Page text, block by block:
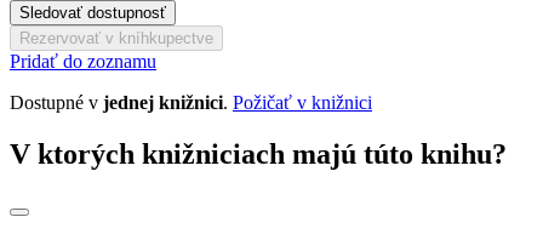
Sledovať dostupnosť
Rezervovať v kníhkupectve
Pridať do zoznamu
Dostupné v jednej knižnici. Požičať v knižnici
V ktorých knižniciach majú túto knihu?